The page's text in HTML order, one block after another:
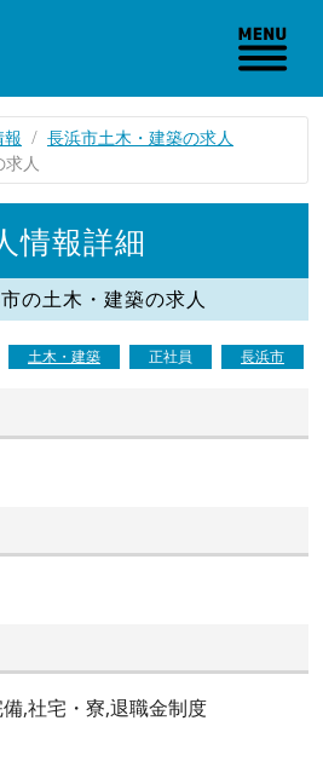
長浜市土木・建築の求人
人
情報詳細
の土木・建築の求人
土木・建築 正社員 長浜市
,社宅・寮,退職金制度